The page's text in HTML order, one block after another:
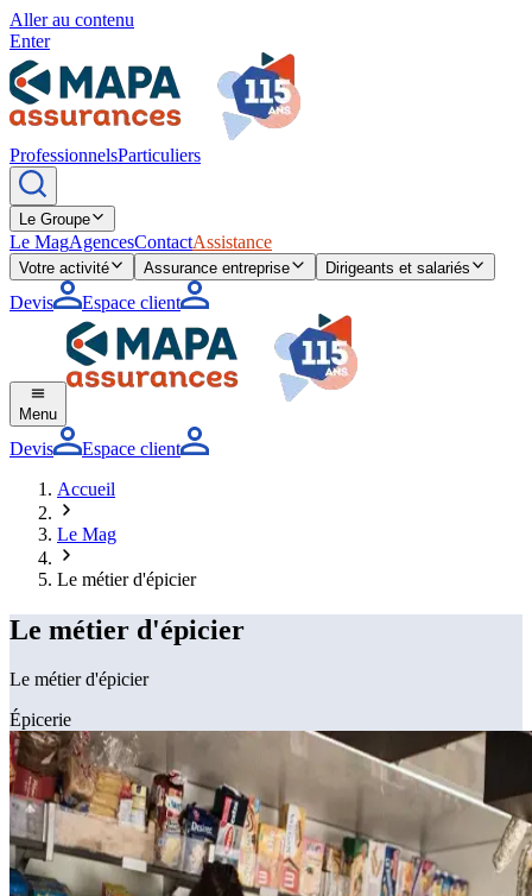
Aller au contenu
Enter
ProfessionnelsParticuliers
Le Groupe
Le MagAgencesContactAssistance
Votre activité Assurance entreprise Dirigeants et salariés
Devis Espace client
Menu
Devis
Espace client
Accueil
Le Mag
Le métier d'épicier
Le métier d'épicier
Le métier d'épicier
Épicerie